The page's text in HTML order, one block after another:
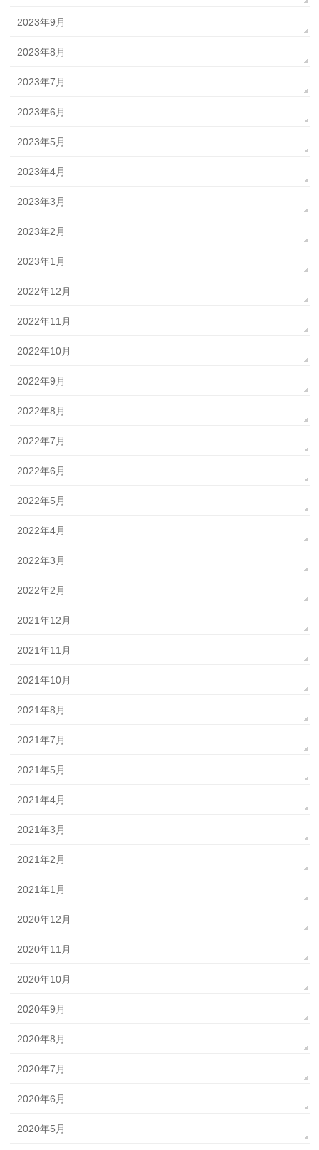
2023年9月
2023年8月
2023年7月
2023年6月
2023年5月
2023年4月
2023年3月
2023年2月
2023年1月
2022年12月
2022年11月
2022年10月
2022年9月
2022年8月
2022年7月
2022年6月
2022年5月
2022年4月
2022年3月
2022年2月
2021年12月
2021年11月
2021年10月
2021年8月
2021年7月
2021年5月
2021年4月
2021年3月
2021年2月
2021年1月
2020年12月
2020年11月
2020年10月
2020年9月
2020年8月
2020年7月
2020年6月
2020年5月